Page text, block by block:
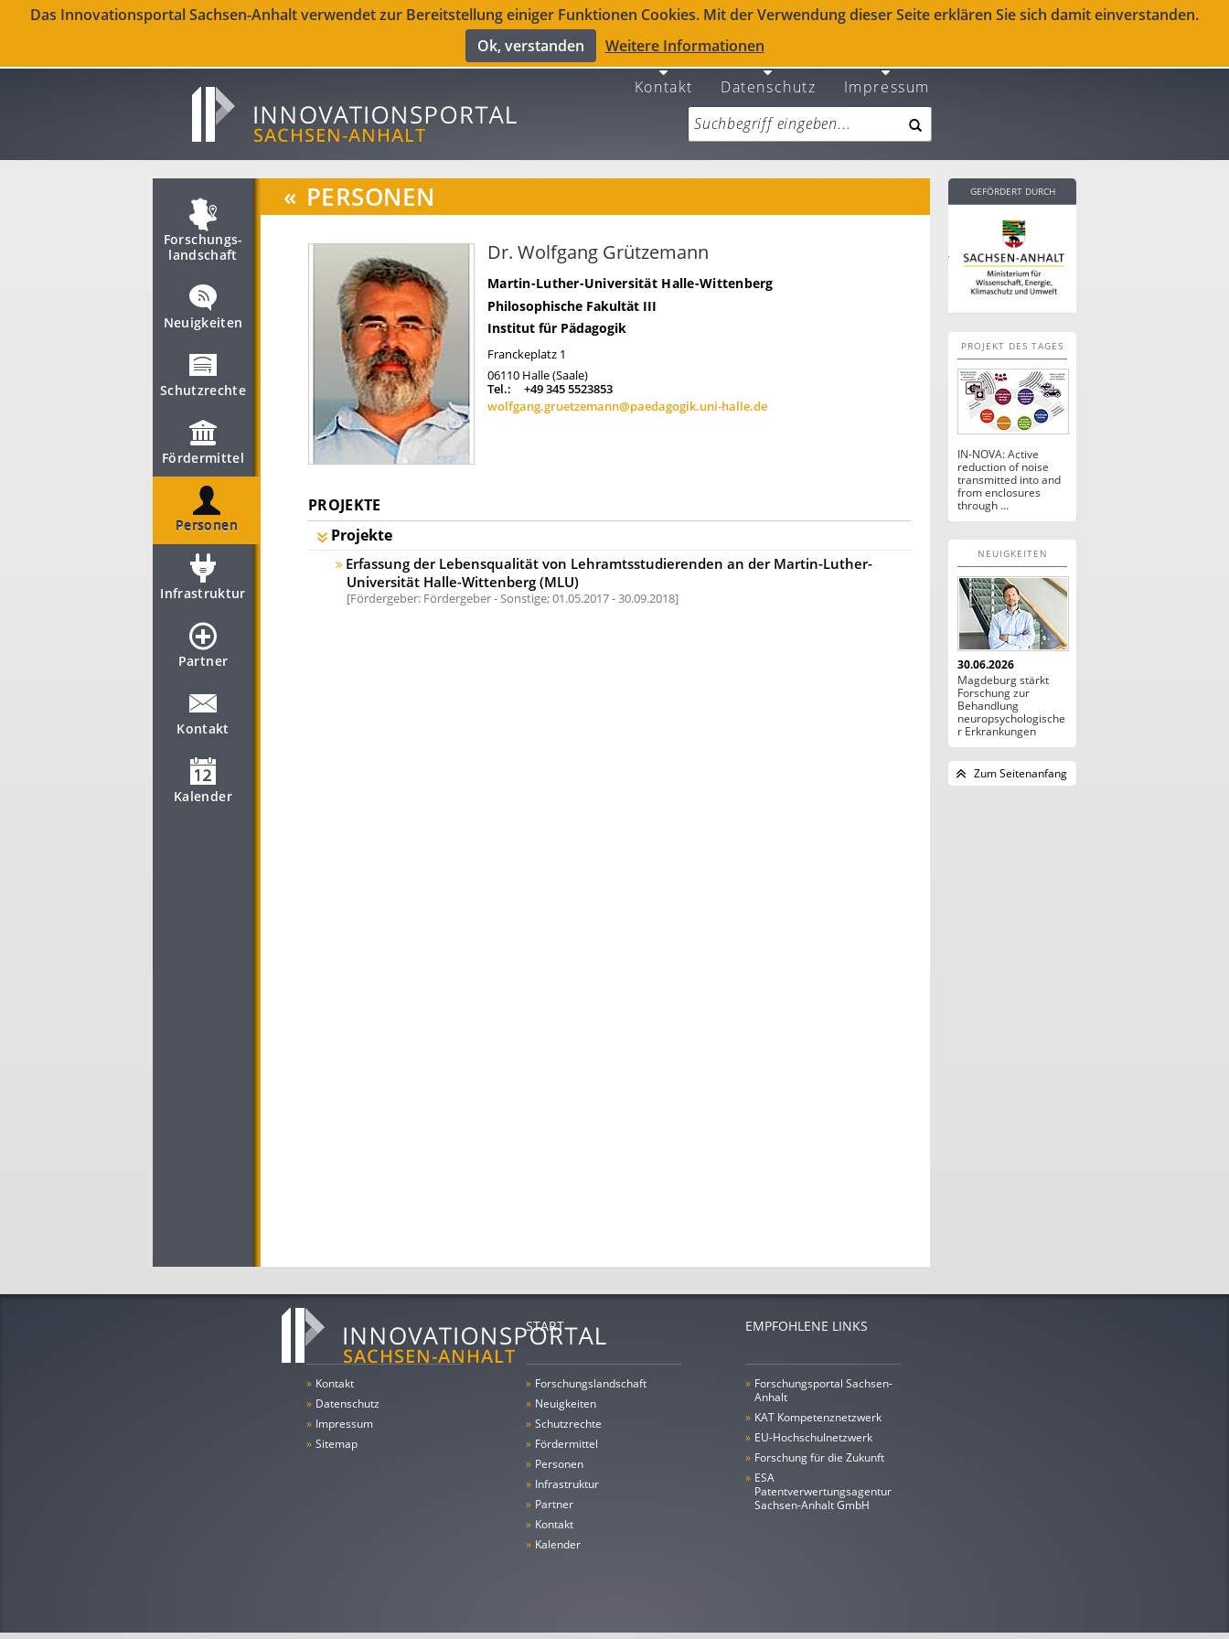
Das Innovationsportal Sachsen-Anhalt verwendet zur Bereitstellung einiger Funktionen Cookies. Mit der Verwendung dieser Seite erklären Sie sich damit einverstanden.
Ok, verstanden
Weitere Informationen
Kontakt Datenschutz Impressum
Forschungs­
landschaft
Neuigkeiten
Schutzrechte
Fördermittel
Personen
Infrastruktur
Partner
Kontakt
Kalender
« PERSONEN
Dr. Wolfgang Grützemann
Martin-Luther-Universität Halle-Wittenberg
Philosophische Fakultät III
Institut für Pädagogik
Franckeplatz 1
06110 Halle (Saale)
Tel.:
+49 345 5523853
wolfgang.gruetzemann@paedagogik.uni-halle.de
PROJEKTE
Projekte
Erfassung der Lebensqualität von Lehramtsstudierenden an der Martin-Luther-
Universität Halle-Wittenberg (MLU)
Fördergeber: Fördergeber - Sonstige;01.05.2017 - 30.09.2018
GEFÖRDERT DURCH
PROJEKT DES TAGES
IN-NOVA: Active
reduction of noise
transmitted into and
from enclosures
through ...
NEUIGKEITEN
30.06.2026
Magdeburg stärkt
Forschung zur
Behandlung
neuropsychologische
r Erkrankungen
Zum Seitenanfang
» Kontakt
» Datenschutz
» Impressum
» Sitemap
START
» Forschungs­landschaft
» Neuigkeiten
» Schutzrechte
» Fördermittel
» Personen
» Infrastruktur
» Partner
» Kontakt
» Kalender
EMPFOHLENE LINKS
» Forschungsportal Sachsen-
Anhalt
» KAT Kompetenznetzwerk
» EU-Hochschulnetzwerk
» Forschung für die Zukunft
» ESA
Patentverwertungsagentur
Sachsen-Anhalt GmbH